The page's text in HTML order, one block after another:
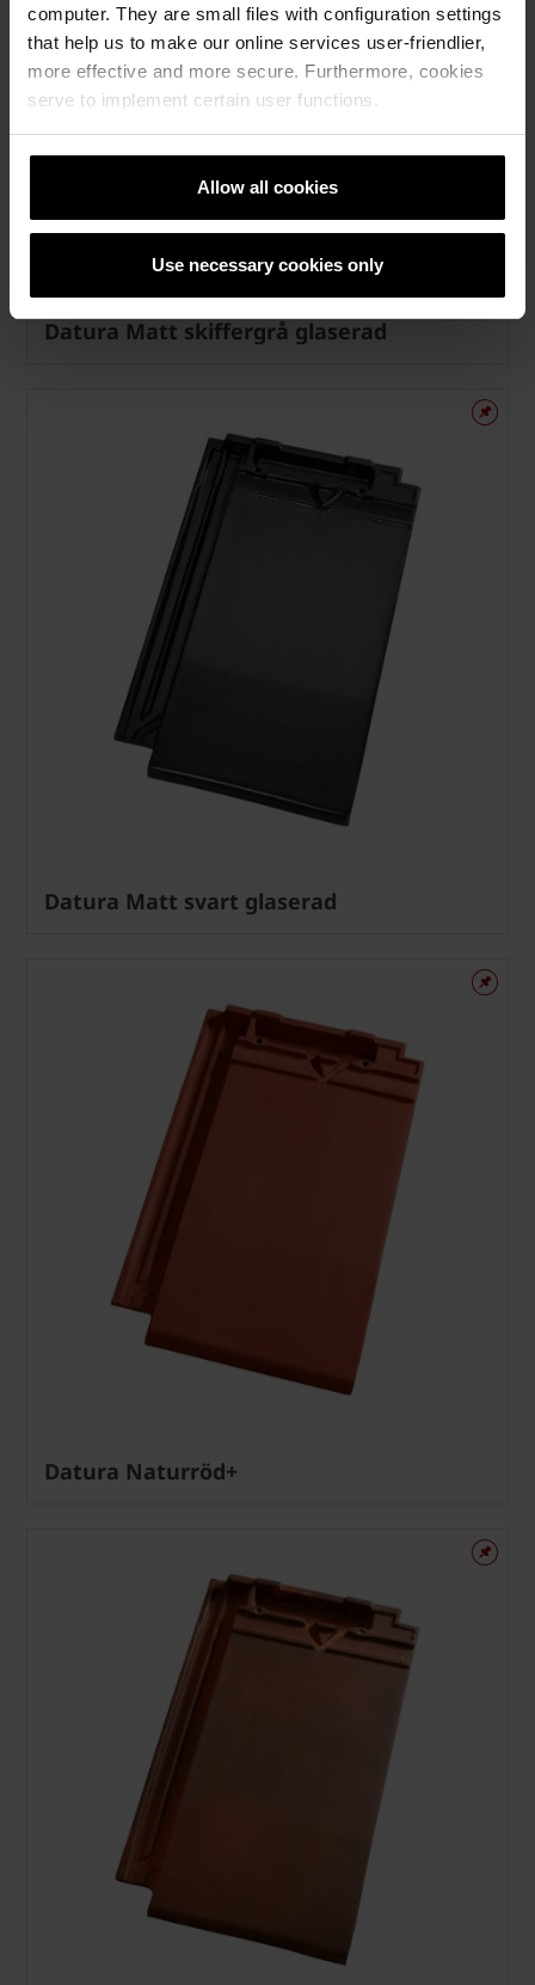
computer. They are small files with configuration settings
that help us to make our online services user-friendlier,
more effective and more secure. Furthermore, cookies
serve to implement certain user functions.
Allow all cookies
Use necessary cookies only
Datura Matt skiffergrå glaserad
Datura Matt svart glaserad
Datura Naturröd+